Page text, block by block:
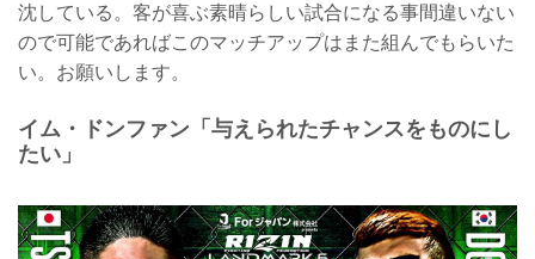
沈している。客が喜ぶ素晴らしい試合になる事間違いない
ので可能であればこのマッチアップはまた組んでもらいた
い。お願いします。
イム・ドンファン「与えられたチャンスをものにし
たい」